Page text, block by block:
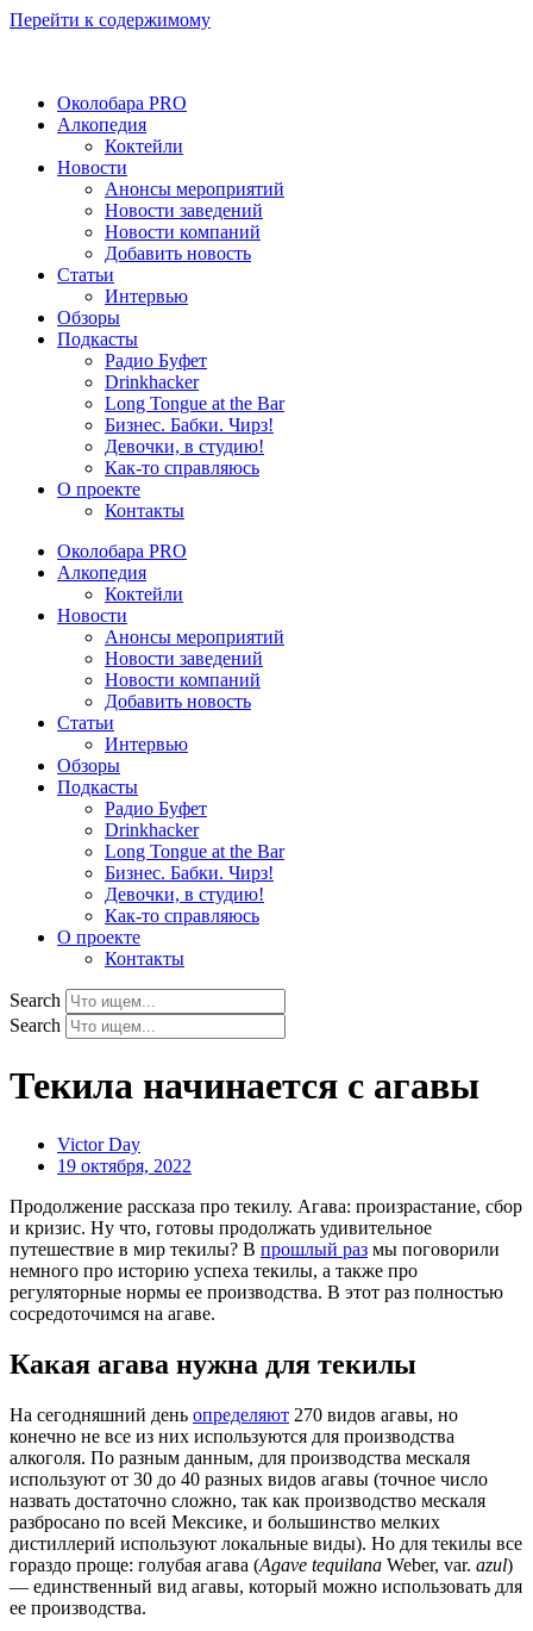
Перейти к содержимому
Околобара PRO
Алкопедия
Коктейли
Новости
Анонсы мероприятий
Новости заведений
Новости компаний
Добавить новость
Статьи
Интервью
Обзоры
Подкасты
Радио Буфет
Drinkhacker
Long Tongue at the Bar
Бизнес. Бабки. Чирз!
Девочки, в студию!
Как-то справляюсь
О проекте
Контакты
Околобара PRO
Алкопедия
Коктейли
Новости
Анонсы мероприятий
Новости заведений
Новости компаний
Добавить новость
Статьи
Интервью
Обзоры
Подкасты
Радио Буфет
Drinkhacker
Long Tongue at the Bar
Бизнес. Бабки. Чирз!
Девочки, в студию!
Как-то справляюсь
О проекте
Контакты
Search
Search
Текила начинается с агавы
Victor Day
19 октября, 2022
Продолжение рассказа про текилу. Агава: произрастание, сбор
и кризис. Ну что, готовы продолжать удивительное
путешествие в мир текилы? В прошлый раз мы поговорили
немного про историю успеха текилы, а также про
регуляторные нормы ее производства. В этот раз полностью
сосредоточимся на агаве.
Какая агава нужна для текилы
На сегодняшний день определяют 270 видов агавы, но
конечно не все из них используются для производства
алкоголя. По разным данным, для производства мескаля
используют от 30 до 40 разных видов агавы (точное число
назвать достаточно сложно, так как производство мескаля
разбросано по всей Мексике, и большинство мелких
дистиллерий используют локальные виды). Но для текилы все
гораздо проще: голубая агава (Agave tequilana Weber, var. azul)
— единственный вид агавы, который можно использовать для
ее производства.